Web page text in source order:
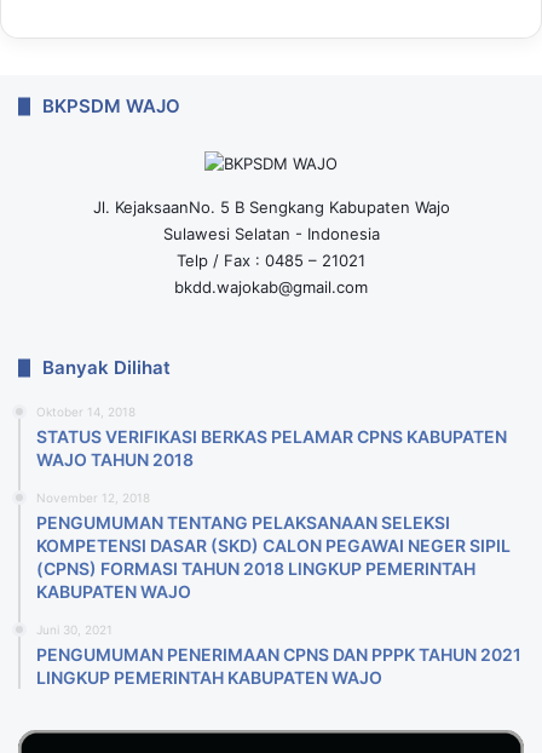
BKPSDM WAJO
Jl. KejaksaanNo. 5 B Sengkang Kabupaten Wajo
Sulawesi Selatan - Indonesia
Telp / Fax : 0485 – 21021
bkdd.wajokab@gmail.com
Banyak Dilihat
Oktober 14, 2018
STATUS VERIFIKASI BERKAS PELAMAR CPNS KABUPATEN
WAJO TAHUN 2018
November 12, 2018
PENGUMUMAN TENTANG PELAKSANAAN SELEKSI
KOMPETENSI DASAR (SKD) CALON PEGAWAI NEGER SIPIL
(CPNS) FORMASI TAHUN 2018 LlNGKUP PEMERINTAH
KABUPATEN WAJO
Juni 30, 2021
PENGUMUMAN PENERIMAAN CPNS DAN PPPK TAHUN 2021
LINGKUP PEMERINTAH KABUPATEN WAJO